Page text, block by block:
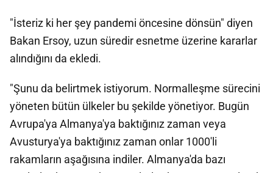
"İsteriz ki her şey pandemi öncesine dönsün" diyen
Bakan Ersoy, uzun süredir esnetme üzerine kararlar
alındığını da ekledi.
"Şunu da belirtmek istiyorum. Normalleşme sürecini
yöneten bütün ülkeler bu şekilde yönetiyor. Bugün
Avrupa'ya Almanya'ya baktığınız zaman veya
Avusturya'ya baktığınız zaman onlar 1000'li
rakamların aşağısına indiler. Almanya'da bazı